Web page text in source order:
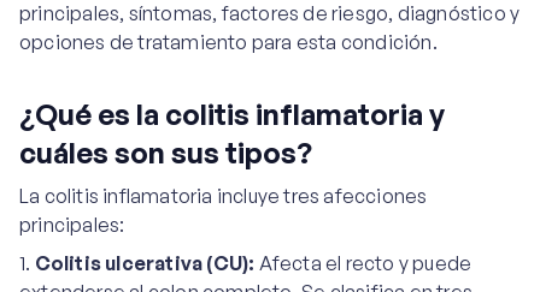
principales, síntomas, factores de riesgo, diagnóstico y
opciones de tratamiento para esta condición.
¿Qué es la colitis inflamatoria y
cuáles son sus tipos?
La colitis inflamatoria incluye tres afecciones
principales:
Colitis ulcerativa (CU): Afecta el recto y puede